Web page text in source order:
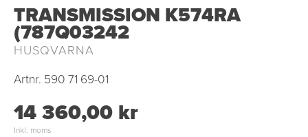
TRANSMISSION K574RA
(787Q03242
HUSQVARNA
Artnr. 590 71 69-01
14 360,00 kr
Inkl. moms